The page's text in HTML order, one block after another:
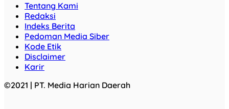
Tentang Kami
Redaksi
Indeks Berita
Pedoman Media Siber
Kode Etik
Disclaimer
Karir
©2021 | PT. Media Harian Daerah